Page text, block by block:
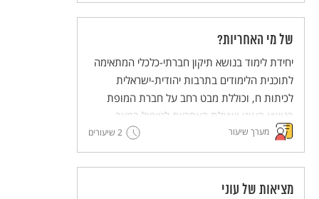
של מי האחריות?
יחידת לימוד בנושא תיקון חברתי-כלכלי המתאימה
לתוכנית הלימודים בתרבות יהודית-ישראלית
לכיתות ח, וכוללת מבט רחב על חברת המופת
בנושא העוני ושאלת האחריות לטיפול במצב.
מערך שיעור 2 שיעורים
מציאות של עוני